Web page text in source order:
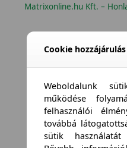
Matrixonline.hu Kft. –
Cookie hozzájárulás
Weboldalunk
működése
felhasználói
továbbá
sütik
Összes vízállóság